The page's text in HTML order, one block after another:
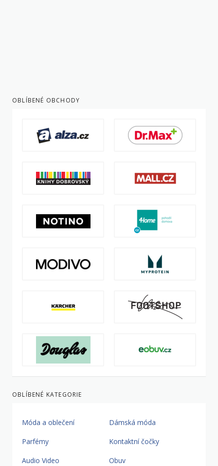
OBLÍBENÉ OBCHODY
OBLÍBENÉ KATEGORIE
Móda a oblečení Dámská móda
Parfémy Kontaktní čočky
Audio Video Obuv